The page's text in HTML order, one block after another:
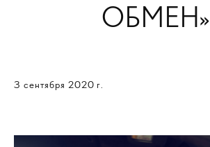
ОБМЕН»
3 сентября 2020 г.